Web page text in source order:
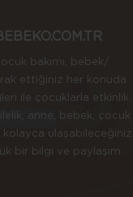
bakımı, bebek/
ettiğiniz her konuda
ile çocuklarla etkinlik
anne, bebek, çocuk
ulaşabileceğiniz
bir bilgi ve paylaşım